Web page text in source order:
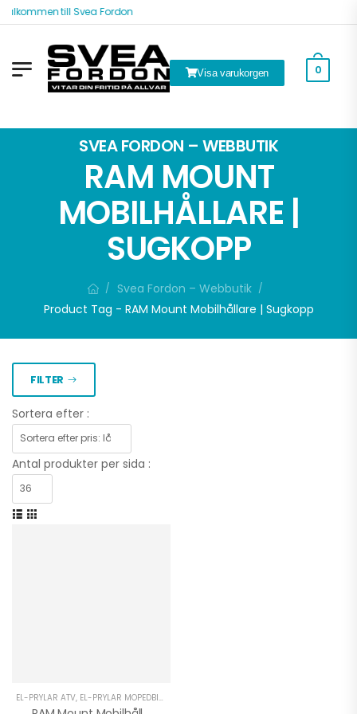
till Svea Fordon
Visa varukorgen 0
SVEA FORDON – WEBBUTIK
RAM MOUNT
MOBILHÅLLARE |
SUGKOPP
/ Svea Fordon – Webbutik /
Product Tag - RAM Mount Mobilhållare | Sugkopp
FILTER
Sortera efter :
Antal produkter per sida :
EL-PRYLAR ATV, EL-PRYLAR MOPEDBIL